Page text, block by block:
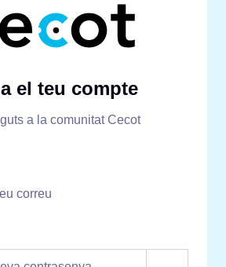
el teu compte
a la comunitat Cecot